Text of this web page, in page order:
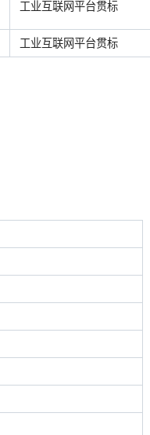
工业互联网平台贯标
工业互联网平台贯标